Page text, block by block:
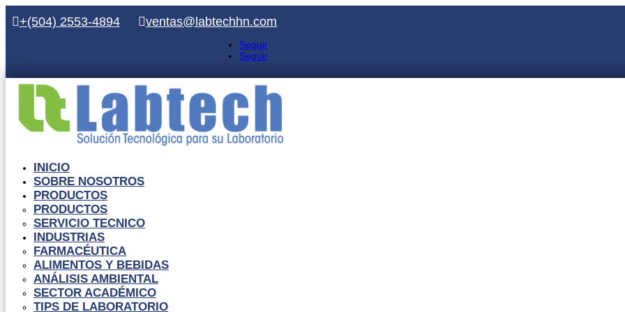
+(504) 2553-4894 ventas@labtechhn.com
Seguir
Seguir
INICIO
SOBRE NOSOTROS
PRODUCTOS
PRODUCTOS
SERVICIO TECNICO
INDUSTRIAS
FARMACÉUTICA
ALIMENTOS Y BEBIDAS
ANÁLISIS AMBIENTAL
SECTOR ACADÉMICO
TIPS DE LABORATORIO